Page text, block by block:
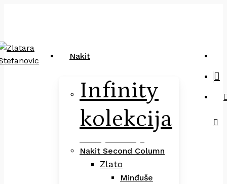
content
Nakit
Infinity
kolekcija
Nakit Second Column
Zlato
Minđuše